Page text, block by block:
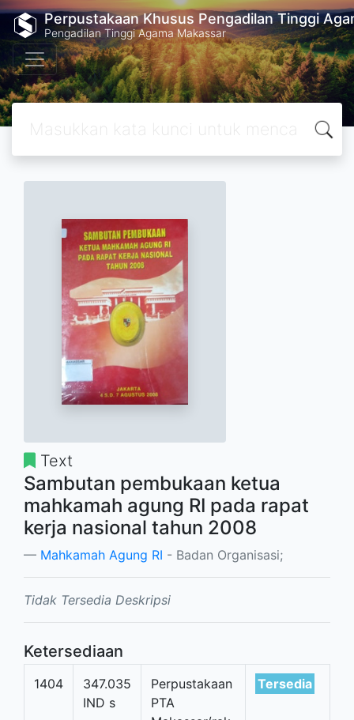
Perpustakaan Khusus Pengadilan Tinggi
Pengadilan Tinggi Agama Makassar
Text
Sambutan pembukaan ketua
mahkamah agung RI pada rapat
kerja nasional tahun 2008
Mahkamah Agung RI - Badan Organisasi;
Tidak Tersedia Deskripsi
Ketersediaan
1404
347.035
IND s
Perpustakaan
PTA
Tersedia